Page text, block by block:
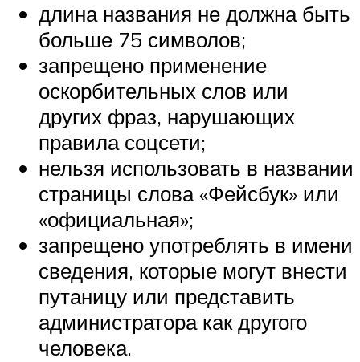
длина названия не должна быть
больше 75 символов;
запрещено применение
оскорбительных слов или
других фраз, нарушающих
правила соцсети;
нельзя использовать в названии
страницы слова «Фейсбук» или
«официальная»;
запрещено употреблять в имени
сведения, которые могут внести
путаницу или представить
администратора как другого
человека.